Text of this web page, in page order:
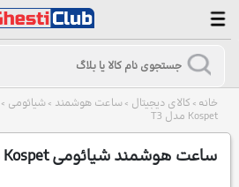
خانه > کالای دیجیتال > ساعت هوشمند > شیائومی >
Kospet مدل T3
ساعت هوشمند شیائومی Kospet مدل T3